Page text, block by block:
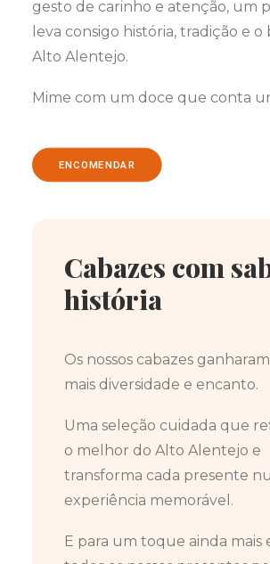
gesto de carinho e atenção, um
leva consigo história, tradição e o
Alto Alentejo.
Mime com um doce que conta
ENCOMENDAR
Cabazes com
história
Os nossos cabazes
mais diversidade e encanto.
Uma seleção cuidada que
o melhor do Alto Alentejo e
transforma cada presente
experiência memorável.
E para um toque ainda mais